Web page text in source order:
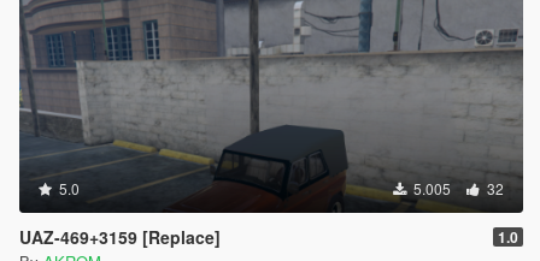
5.0 5.005 32
UAZ-469+3159 [Replace] 1.0